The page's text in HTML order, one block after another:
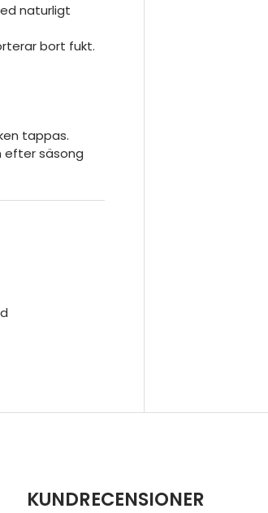
naturligt
bort fukt.
tappas.
efter säsong
KUNDRECENSIONER